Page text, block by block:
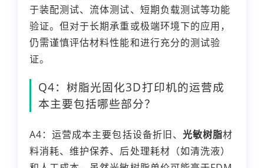
于装配测试、流体测试、短期负载测试等功能
验证。但对于长期承重或极端环境下的应用，
仍需谨慎评估材料性能和进行充分的测试验
证。
Q4：树脂光固化3D打印机的运营成
本主要包括哪些部分？
A4：运营成本主要包括设备折旧、 光敏树脂材
料消耗、维护保养、后处理耗材（如清洗液）